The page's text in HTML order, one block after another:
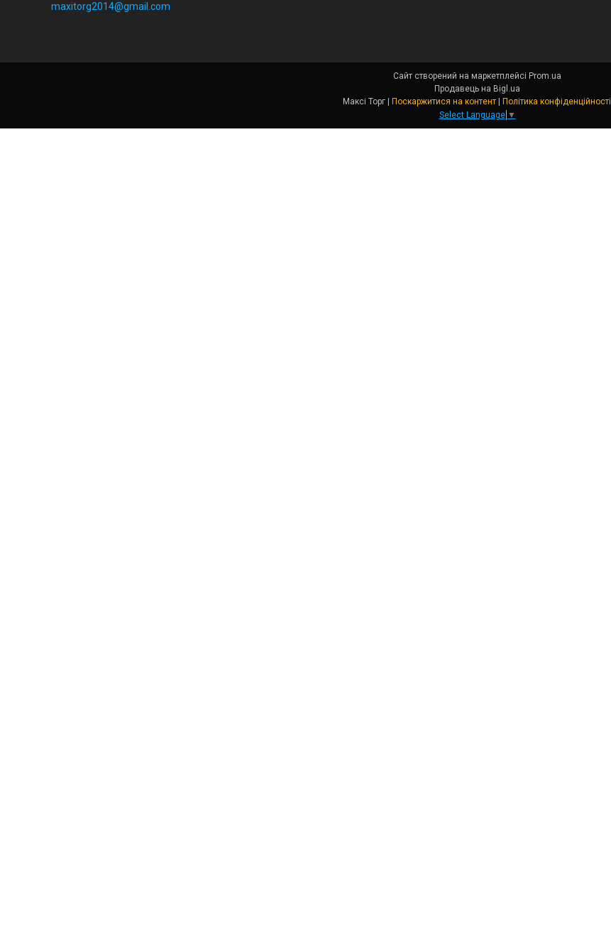
maxitorg2014@gmail.com
Сайт створений на маркетплейсі Prom.ua
Продавець на Bigl.ua
Поскаржитися на контент
Політика конфіденційності
Select Language ▼